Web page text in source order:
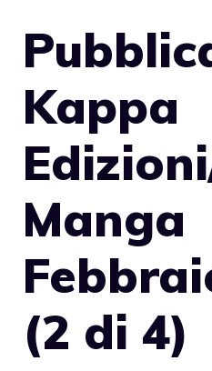
Kappa
Manga
(2 di 4)